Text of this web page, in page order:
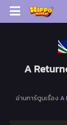
A
อ่านการ์ตูนเรื่อง A